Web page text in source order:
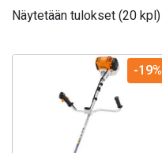
Näytetään tulokset (20 kpl)
-19%